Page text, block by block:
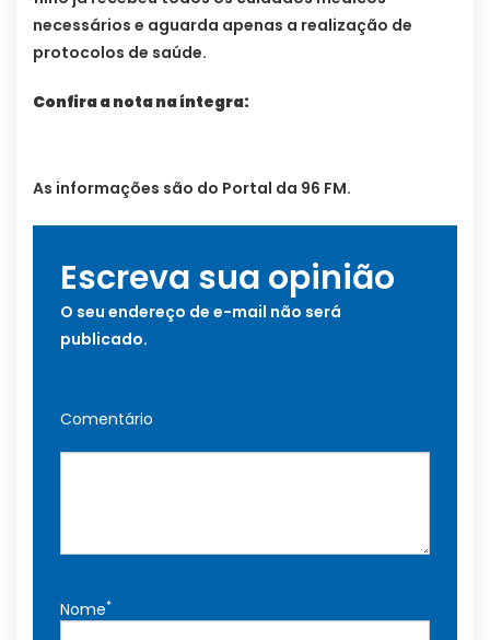
necessários e aguarda apenas a realização de
protocolos de saúde.
Confira a nota na íntegra:
As informações são do Portal da 96 FM.
Escreva sua opinião
O seu endereço de e-mail não será
publicado.
Comentário
Nome*